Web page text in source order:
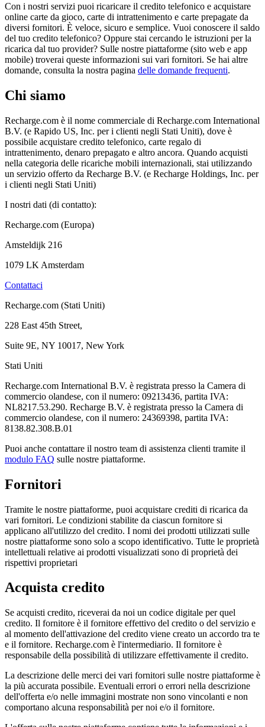
Con i nostri servizi puoi ricaricare il credito telefonico e acquistare
online carte da gioco, carte di intrattenimento e carte prepagate da
diversi fornitori. È veloce, sicuro e semplice. Vuoi conoscere il saldo
del tuo credito telefonico? Oppure stai cercando le istruzioni per la
ricarica dal tuo provider? Sulle nostre piattaforme (sito web e app
mobile) troverai queste informazioni sui vari fornitori. Se hai altre
domande, consulta la nostra pagina delle domande frequenti.
Chi siamo
Recharge.com è il nome commerciale di Recharge.com International
B.V. (e Rapido US, Inc. per i clienti negli Stati Uniti), dove è
possibile acquistare credito telefonico, carte regalo di
intrattenimento, denaro prepagato e altro ancora. Quando acquisti
nella categoria delle ricariche mobili internazionali, stai utilizzando
un servizio offerto da Recharge B.V. (e Recharge Holdings, Inc. per
i clienti negli Stati Uniti)
I nostri dati (di contatto):
Recharge.com (Europa)
Amsteldijk 216
1079 LK Amsterdam
Contattaci
Recharge.com (Stati Uniti)
228 East 45th Street,
Suite 9E, NY 10017, New York
Stati Uniti
Recharge.com International B.V. è registrata presso la Camera di
commercio olandese, con il numero: 09213436, partita IVA:
NL8217.53.290. Recharge B.V. è registrata presso la Camera di
commercio olandese, con il numero: 24369398, partita IVA:
8138.82.308.B.01
Puoi anche contattare il nostro team di assistenza clienti tramite il
modulo FAQ sulle nostre piattaforme.
Fornitori
Tramite le nostre piattaforme, puoi acquistare crediti di ricarica da
vari fornitori. Le condizioni stabilite da ciascun fornitore si
applicano all'utilizzo del credito. I nomi dei prodotti utilizzati sulle
nostre piattaforme sono solo a scopo identificativo. Tutte le proprietà
intellettuali relative ai prodotti visualizzati sono di proprietà dei
rispettivi proprietari
Acquista credito
Se acquisti credito, riceverai da noi un codice digitale per quel
credito. Il fornitore è il fornitore effettivo del credito o del servizio e
al momento dell'attivazione del credito viene creato un accordo tra te
e il fornitore. Recharge.com è l'intermediario. Il fornitore è
responsabile della possibilità di utilizzare effettivamente il credito.
La descrizione delle merci dei vari fornitori sulle nostre piattaforme è
la più accurata possibile. Eventuali errori o errori nella descrizione
dell'offerta e/o nelle immagini mostrate non sono vincolanti e non
comportano alcuna responsabilità per noi e/o il fornitore.